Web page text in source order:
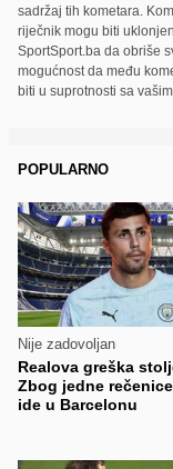
sadržaj tih kometara.
riječnik mogu biti
SportSport.ba da obriše
mogućnost da među
biti u suprotnosti sa
POPULARNO
Nije zadovoljan
Realova greška
Zbog jedne
ide u Barcelonu